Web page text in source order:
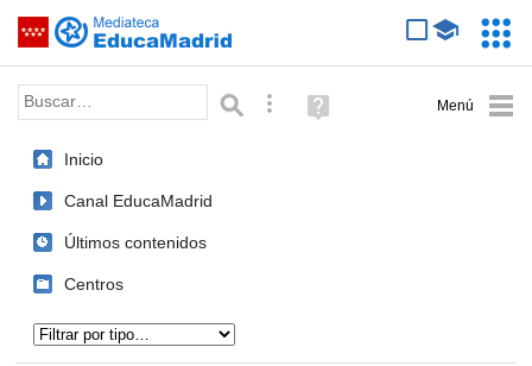
Saltar navegación
Palabra o frase: Búsqueda avanzada
Ayuda
(en
Inicio
Canal EducaMadrid
Últimos contenidos
Centros